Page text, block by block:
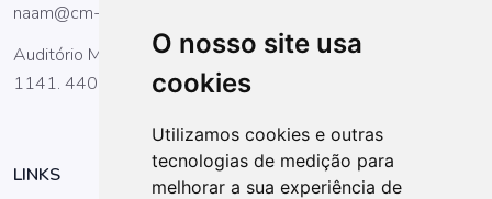
O nosso site usa
cookies
Utilizamos cookies e outras
tecnologias de medição para
melhorar a sua experiência de
naam@cm-gaia.pt
Auditório Manuel Menezes de Figueiredo,Rua General Torres,
1141. 4400-164 Vila Nova de Gaia
LINKS